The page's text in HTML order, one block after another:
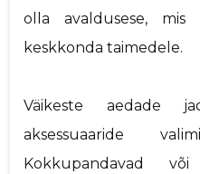
olla avaldusese,
keskkonda taimedele.
Väikeste aedade
aksessuaaride
Kokkupandavad